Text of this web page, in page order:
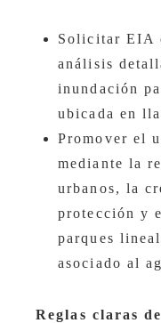
Solicitar EIA
análisis
inundación
ubicada en
Promover el
mediante la
urbanos, la
protección y
parques
asociado al
Reglas claras